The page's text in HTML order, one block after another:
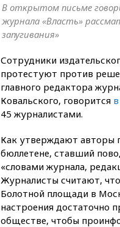
В открытом письме
журнала «Власть»
запугивания»
Сотрудники
протестуют против
главного редактора
Ковальского, говорится
45 журналистами.
Как утверждают авторы
бюллетене, ставший
«словами журнала,
Журналисты считают,
Болотной площади в
настроения достаточно
обществе, чтобы